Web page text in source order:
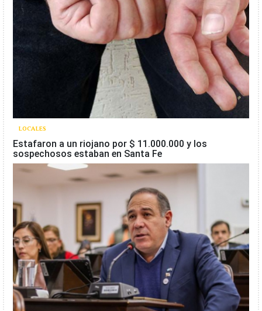
LOCALES
Estafaron a un riojano por $ 11.000.000 y los
sospechosos estaban en Santa Fe